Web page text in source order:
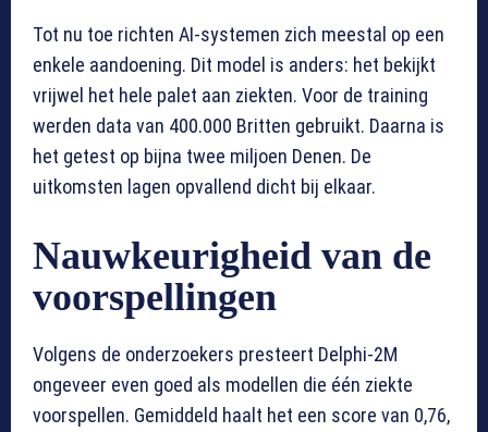
Tot nu toe richten AI-systemen zich meestal op een
enkele aandoening. Dit model is anders: het bekijkt
vrijwel het hele palet aan ziekten. Voor de training
werden data van 400.000 Britten gebruikt. Daarna is
het getest op bijna twee miljoen Denen. De
uitkomsten lagen opvallend dicht bij elkaar.
Nauwkeurigheid van de
voorspellingen
Volgens de onderzoekers presteert Delphi-2M
ongeveer even goed als modellen die één ziekte
voorspellen. Gemiddeld haalt het een score van 0,76,